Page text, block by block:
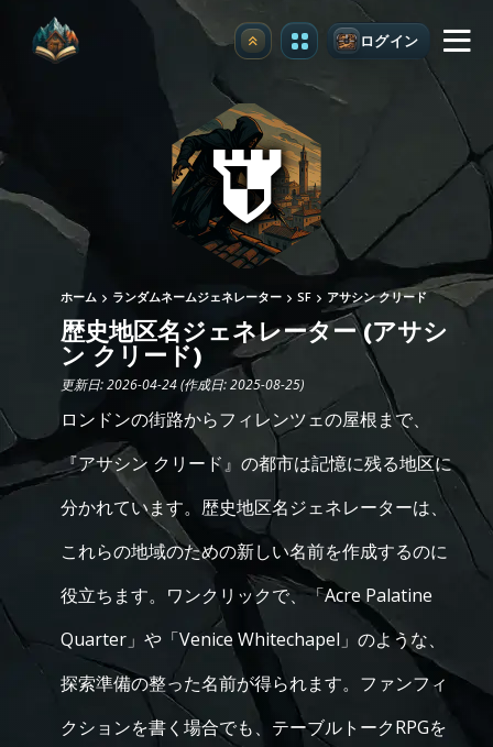
アップグレード ログイン
ホーム ランダムネームジェネレーター SF アサシン クリード
歴史地区名ジェネレーター (アサシ
ン クリード)
更新日: 2026-04-24 (作成日: 2025-08-25)
ロンドンの街路からフィレンツェの屋根まで、
『アサシン クリード』の都市は記憶に残る地区に
分かれています。歴史地区名ジェネレーターは、
これらの地域のための新しい名前を作成するのに
役立ちます。ワンクリックで、「Acre Palatine
Quarter」や「Venice Whitechapel」のような、
探索準備の整った名前が得られます。ファンフィ
クションを書く場合でも、テーブルトークRPGを